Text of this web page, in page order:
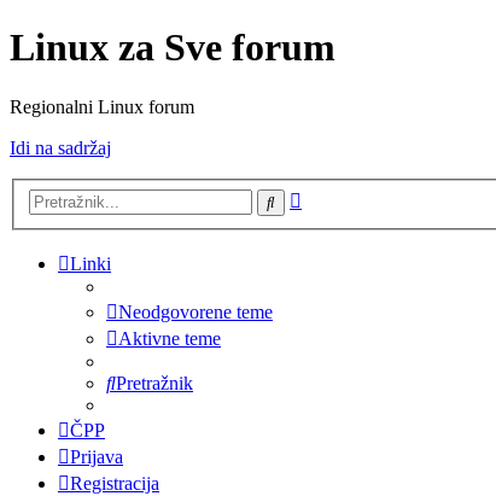
Linux za Sve forum
Regionalni Linux forum
Idi na sadržaj
Pretražnik
Linki
Neodgovorene teme
Aktivne teme
Pretražnik
ČPP
Prijava
Registracija